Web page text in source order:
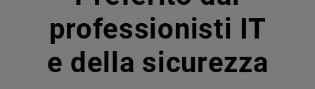
professionisti IT
e della sicurezza